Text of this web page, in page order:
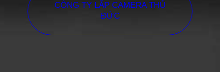
CÔNG TY LẮP CAMERA THỦ
ĐỨC